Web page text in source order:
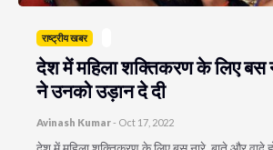
राष्ट्रीय खबर
देश में महिला शक्तिकरण के लिए बस
ने उनको उड़ान दे दी
Avinash Kumar- Oct 17, 2022